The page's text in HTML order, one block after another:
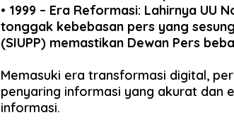
• ​1999 – Era Reformasi: Lahirnya UU
tonggak kebebasan pers yang
(SIUPP) memastikan Dewan Pers
​Memasuki era transformasi digital,
penyaring informasi yang akurat dan
informasi.